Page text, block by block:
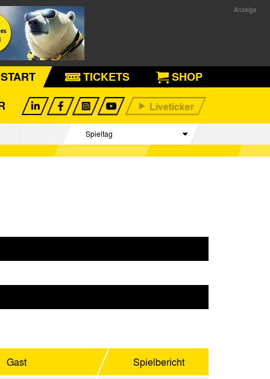
START TICKETS
SHOP
Spieltag
Begegnungen
Gast Spielbericht